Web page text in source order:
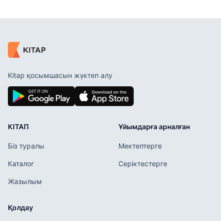
Kitap қосымшасын жүктеп алу
КІТАП
Біз туралы
Каталог
Жазылым
Ұйымдарға арналған
Мектептерге
Серіктестерге
Қолдау